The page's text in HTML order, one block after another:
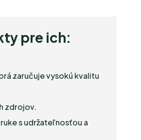
pre ich:
zaručuje vysokú kvalitu
zdrojov.
s udržateľnosťou a